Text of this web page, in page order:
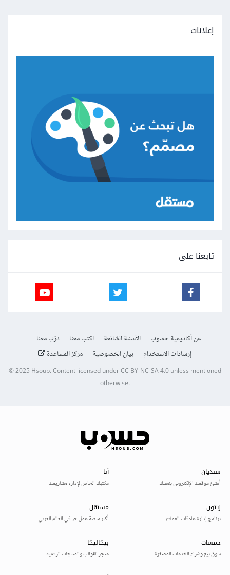
إعلانات
تابعنا على
عن أكاديمية حسوب الأسئلة الشائعة اكتب معنا
درّب معنا
إرشادات الاستخدام
بيان الخصوصية مركز المساعدة
© 2025Hsoub.Content licensed underCC BY-NC-SA 4.0unless mentioned
otherwise.